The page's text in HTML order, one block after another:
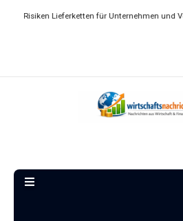
Lieferketten für Unternehmen und Verbraucher…